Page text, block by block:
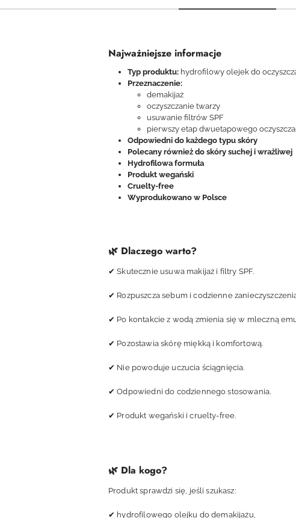
Najważniejsze informacje
Typ produktu: hydrofilowy olejek do
Przeznaczenie:
demakijaż
oczyszczanie twarzy
usuwanie filtrów SPF
pierwszy etap dwuetapowego
Odpowiedni do każdego typu skóry
Polecany również do skóry suchej i wrażliwej
Hydrofilowa formuła
Produkt wegański
Cruelty-free
Wyprodukowano w Polsce
🌿 Dlaczego warto?
✔ Skutecznie usuwa makijaż i filtry SPF.
✔ Rozpuszcza sebum i codzienne
✔ Po kontakcie z wodą zmienia się w mleczną
✔ Pozostawia skórę miękką i komfortową.
✔ Nie powoduje uczucia ściągnięcia.
✔ Odpowiedni do codziennego stosowania.
✔ Produkt wegański i cruelty-free.
🌿 Dla kogo?
Produkt sprawdzi się, jeśli szukasz:
✔ hydrofilowego olejku do demakijażu,